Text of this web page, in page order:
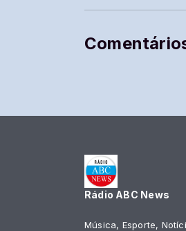
Rádio ABC News
Música, Esporte,